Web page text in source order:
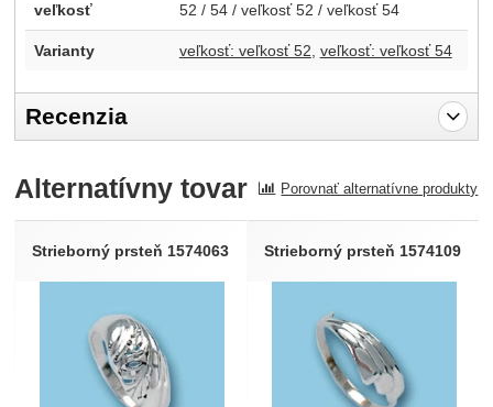
veľkosť 52 / 54 / veľkosť 52 / veľkosť 54
Varianty veľkosť: veľkosť 52 veľkosť: veľkosť 54
Recenzia
Recenzia
Alternatívny tovar Porovnať alternatívne produkty
Strieborný prsteň 1574063 Strieborný prsteň 1574109